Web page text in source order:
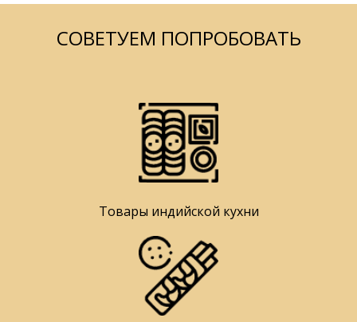
СОВЕТУЕМ ПОПРОБОВАТЬ
Товары индийской кухни